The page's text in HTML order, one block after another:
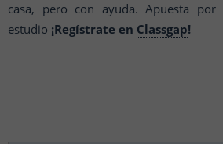
casa, pero con ayuda. Apuesta
estudio ¡Regístrate en Classgap!